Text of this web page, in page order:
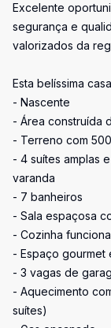
Excelente
segurança e
valorizados da
Esta belíssima
- Nascente
- Área construída
- Terreno com
- 4 suítes amplas
varanda
- 7 banheiros
- Sala espaçosa
- Cozinha
- Espaço gourmet
- 3 vagas de
- Aquecimento
suítes)